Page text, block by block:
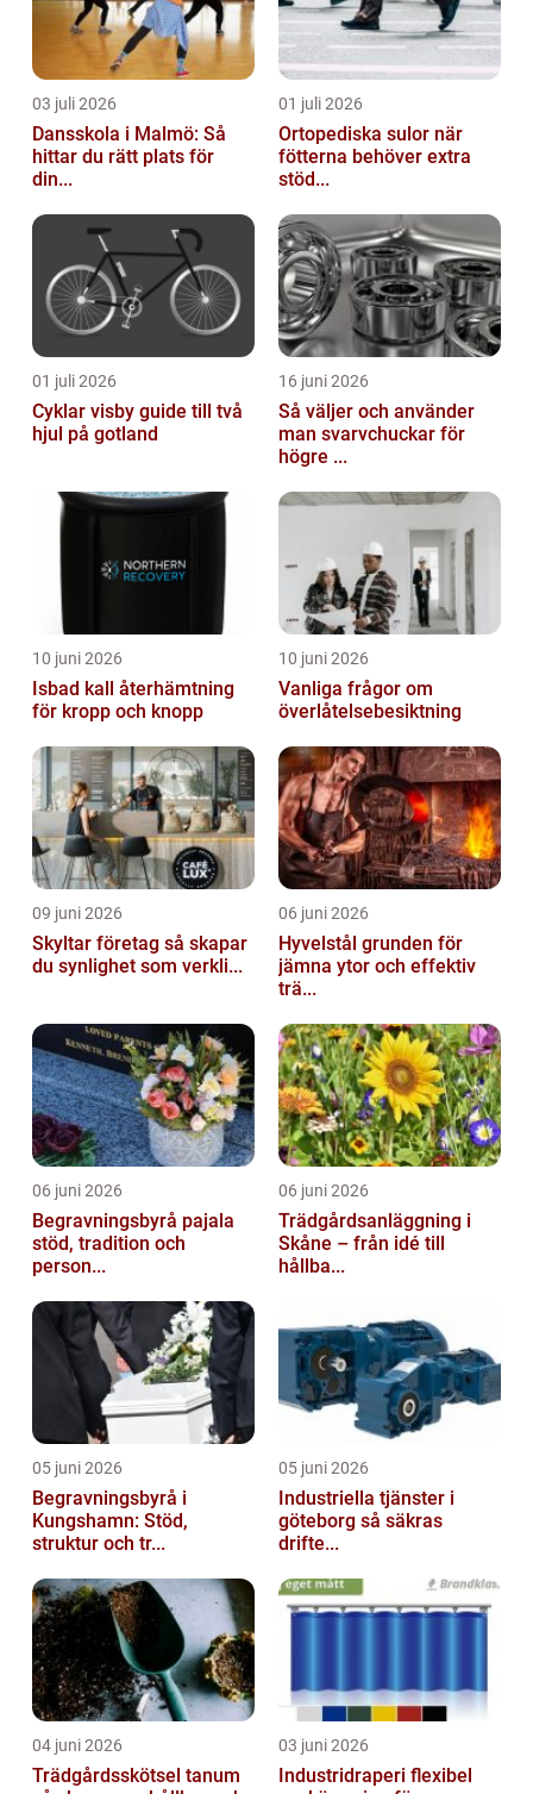
03 juli 2026
Dansskola i Malmö: Så
hittar du rätt plats för
din...
01 juli 2026
Ortopediska sulor när
fötterna behöver extra
stöd...
01 juli 2026
Cyklar visby guide till två
hjul på gotland
16 juni 2026
Så väljer och använder
man svarvchuckar för
högre ...
10 juni 2026
Isbad kall återhämtning
för kropp och knopp
10 juni 2026
Vanliga frågor om
överlåtelsebesiktning
09 juni 2026
Skyltar företag så skapar
du synlighet som verkli...
06 juni 2026
Hyvelstål grunden för
jämna ytor och effektiv
trä...
06 juni 2026
Begravningsbyrå pajala
stöd, tradition och
person...
06 juni 2026
Trädgårdsanläggning i
Skåne – från idé till
hållba...
05 juni 2026
Begravningsbyrå i
Kungshamn: Stöd,
struktur och tr...
05 juni 2026
Industriella tjänster i
göteborg så säkras
drifte...
04 juni 2026
Trädgårdsskötsel tanum
03 juni 2026
Industridraperi flexibel